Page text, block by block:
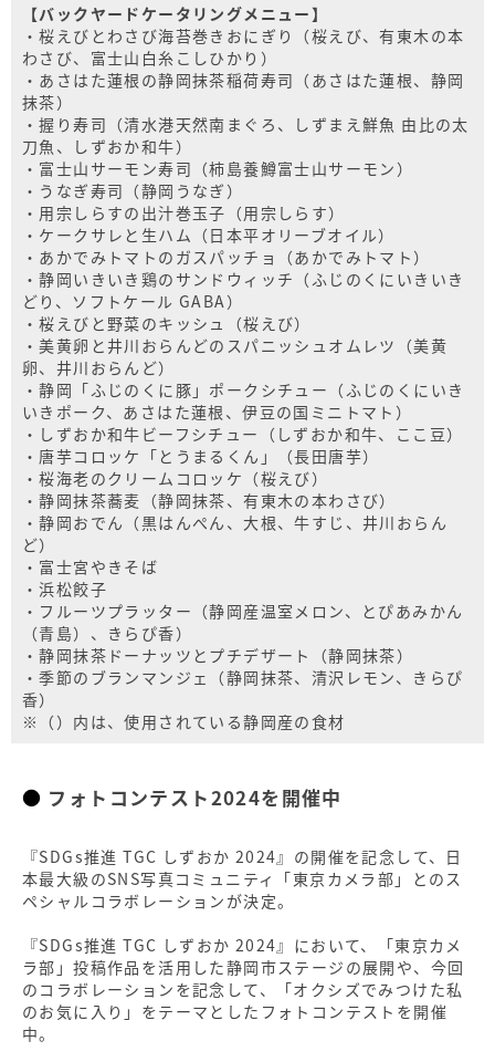
【バックヤードケータリングメニュー】
・桜えびとわさび海苔巻きおにぎり（桜えび、有東木の本
わさび、富士山白糸こしひかり）
・あさはた蓮根の静岡抹茶稲荷寿司（あさはた蓮根、静岡
抹茶）
・握り寿司（清水港天然南まぐろ、しずまえ鮮魚 由比の太
刀魚、しずおか和牛）
・富士山サーモン寿司（柿島養鱒富士山サーモン）
・うなぎ寿司（静岡うなぎ）
・用宗しらすの出汁巻玉子（用宗しらす）
・ケークサレと生ハム（日本平オリーブオイル）
・あかでみトマトのガスパッチョ（あかでみトマト）
・静岡いきいき鶏のサンドウィッチ（ふじのくにいきいき
どり、ソフトケール GABA）
・桜えびと野菜のキッシュ（桜えび）
・美黄卵と井川おらんどのスパニッシュオムレツ（美黄
卵、井川おらんど）
・静岡「ふじのくに豚」ポークシチュー（ふじのくにいき
いきポーク、あさはた蓮根、伊豆の国ミニトマト）
・しずおか和牛ビーフシチュー（しずおか和牛、ここ豆）
・唐芋コロッケ「とうまるくん」（長田唐芋）
・桜海老のクリームコロッケ（桜えび）
・静岡抹茶蕎麦（静岡抹茶、有東木の本わさび）
・静岡おでん（黒はんぺん、大根、牛すじ、井川おらん
ど）
・富士宮やきそば
・浜松餃子
・フルーツプラッター（静岡産温室メロン、とぴあみかん
（青島）、きらぴ香）
・静岡抹茶ドーナッツとプチデザート（静岡抹茶）
・季節のブランマンジェ（静岡抹茶、清沢レモン、きらぴ
香）
※（）内は、使用されている静岡産の食材
フォトコンテスト2024を開催中
『SDGs推進 TGC しずおか 2024』の開催を記念して、日
本最大級のSNS写真コミュニティ「東京カメラ部」とのス
ペシャルコラボレーションが決定。
『SDGs推進 TGC しずおか 2024』において、「東京カメ
ラ部」投稿作品を活用した静岡市ステージの展開や、今回
のコラボレーションを記念して、「オクシズでみつけた私
のお気に入り」をテーマとしたフォトコンテストを開催
中。